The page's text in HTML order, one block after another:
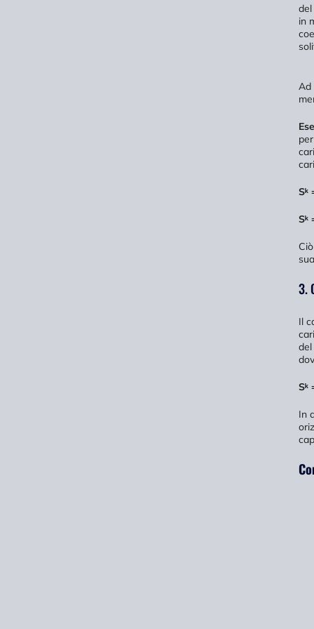
in
Ad
Sᵏ
Sᵏ
3.
Il
del
Sᵏ
In